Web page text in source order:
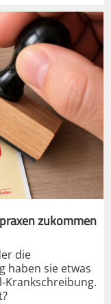
zukommen
die
haben sie etwas
Krankschreibung.